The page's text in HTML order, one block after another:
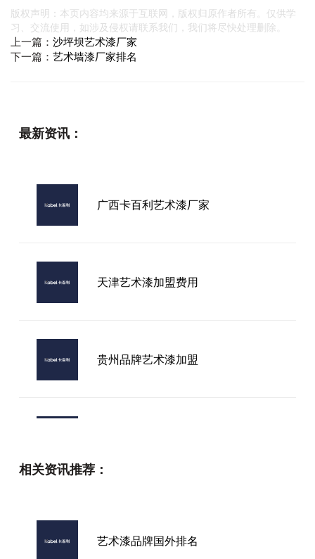
版权声明：本页内容均来源于互联网，版权归原作者所有。仅供学
习、交流使用，如涉及侵权请联系我们，我们将尽快处理删除。
上一篇： 沙坪坝艺术漆厂家
下一篇： 艺术墙漆厂家排名
最新资讯：
广西卡百利艺术漆厂家
天津艺术漆加盟费用
贵州品牌艺术漆加盟
相关资讯推荐：
艺术漆品牌国外排名